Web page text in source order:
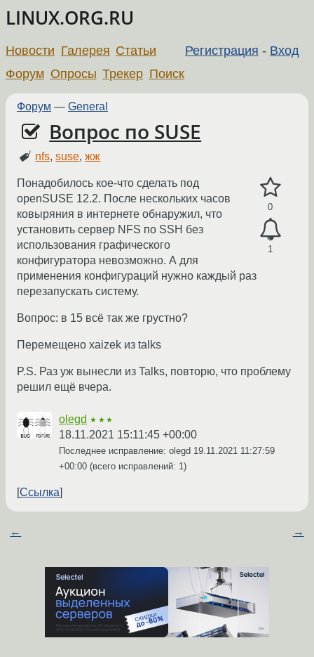
LINUX.ORG.RU
Регистрация - Вход
Новости Галерея Статьи
Форум Опросы Трекер Поиск
Форум — General
Вопрос по SUSE
nfs,suse,жж
0
1
Понадобилось кое-что сделать под
openSUSE 12.2. После нескольких часов
ковыряния в интернете обнаружил, что
установить сервер NFS по SSH без
использования графического
конфигуратора невозможно. А для
применения конфигураций нужно каждый раз
перезапускать систему.
Вопрос: в 15 всё так же грустно?
Перемещено xaizek из talks
P.S. Раз уж вынесли из Talks, повторю, что проблему
решил ещё вчера.
olegd ★★★
18.11.2021 15:11:45 +00:00
Последнее исправление: olegd 19.11.2021 11:27:59
+00:00 (всего исправлений: 1)
Ссылка
← →